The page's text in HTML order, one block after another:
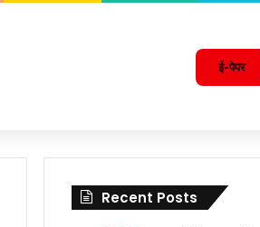
ई-पेपर
Recent Posts